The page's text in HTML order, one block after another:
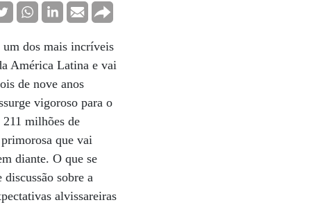
um dos mais incríveis
América Latina e vai
de nove anos
vigoroso para o
milhões de
que vai
diante. O que se
sobre a
alvissareiras